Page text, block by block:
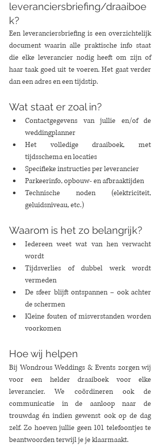
leveranciersbriefing/draaiboe
k?
Een leveranciersbriefing is een overzichtelijk
document waarin alle praktische info staat
die elke leverancier nodig heeft om zijn of
haar taak goed uit te voeren. Het gaat verder
dan een adres en een tijdstip.
Wat staat er zoal in?
Contactgegevens van jullie en/of de
weddingplanner
Het volledige draaiboek, met
tijdsschema en locaties
Specifieke instructies per leverancier
Parkeerinfo, opbouw- en afbraaktijden
Technische noden (elektriciteit,
geluidsniveau, etc.)
Waarom is het zo belangrijk?
Iedereen weet wat van hen verwacht
wordt
Tijdsverlies of dubbel werk wordt
vermeden
De sfeer blijft ontspannen – ook achter
de schermen
Kleine fouten of misverstanden worden
voorkomen
Hoe wij helpen
Bij Wondrous Weddings & Events zorgen wij
voor een helder draaiboek voor elke
leverancier. We coördineren ook de
communicatie in de aanloop naar de
trouwdag én indien gewenst ook op de dag
zelf. Zo hoeven jullie geen 101 telefoontjes te
beantwoorden terwijl je je klaarmaakt.